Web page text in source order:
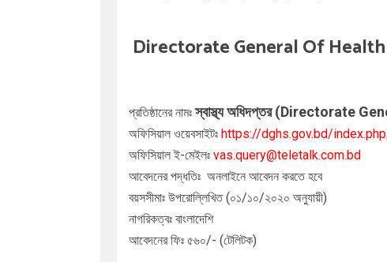
Directorate General Of Health
প্রতিষ্ঠানের নামঃ স্বাস্থ্য অধিদপ্তর (Directorate
অফিসিয়াল ওয়েবসাইটঃ https://dghs.gov.bd/
অফিসিয়াল ই-মেইলঃ vas.query@teletalk.com.bd
আবেদনের পদ্ধতিঃ অনলাইনে আবেদন করতে হবে
বয়সসীমাঃ উপরোল্লিখিত (০১/১০/২০২০ অনুযায়ী)
নাগরিকত্বঃ বাংলাদেশি
আবেদনের ফিঃ ৫৬০/- (টেলিটক)